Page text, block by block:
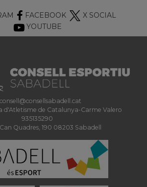
FACEBOOK
X SOCIAL
YOUTUBE
d'Atletisme de Catalunya-Carme Valero
935135290
Quadres, 190 08203 Sabadell